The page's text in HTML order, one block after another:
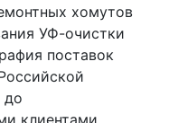
хомутов
УФ-очистки
поставок
до
клиентами